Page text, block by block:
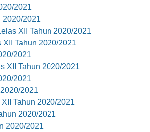
2021
2020/2021
XII Tahun 2020/2021
Tahun 2020/2021
2021
XII Tahun 2020/2021
2021
2021
Tahun 2020/2021
2020/2021
2020/2021